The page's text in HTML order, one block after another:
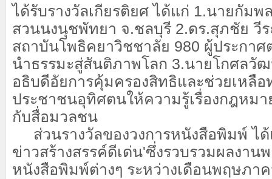
ได้รับรางวัลเกียรติยศ ได้แก่ 1.นายกัม
สวนนงนุชพัทยา จ.ชลบุรี 2.ดร.สุภชัย วีร
สถาบันโพธิคยาวิชชาลัย 980 ผู้ประกา
นำธรรมะสู่สันติภาพโลก 3.นายโกศลวั
อธิบดีอัยการคุ้มครองสิทธิและช่วยเหลื
ประชาชนอุทิศตนให้ความรู้เรื่องกฎหม
กับสื่อมวลชน
ส่วนรางวัลของวงการหนังสือพิมพ์ ไ
ข่าวสร้างสรรค์ดีเด่น'ซึ่งรวบรวมผลงาน
หนังสือพิมพ์ต่างๆ ระหว่างเดือนพฤษภา